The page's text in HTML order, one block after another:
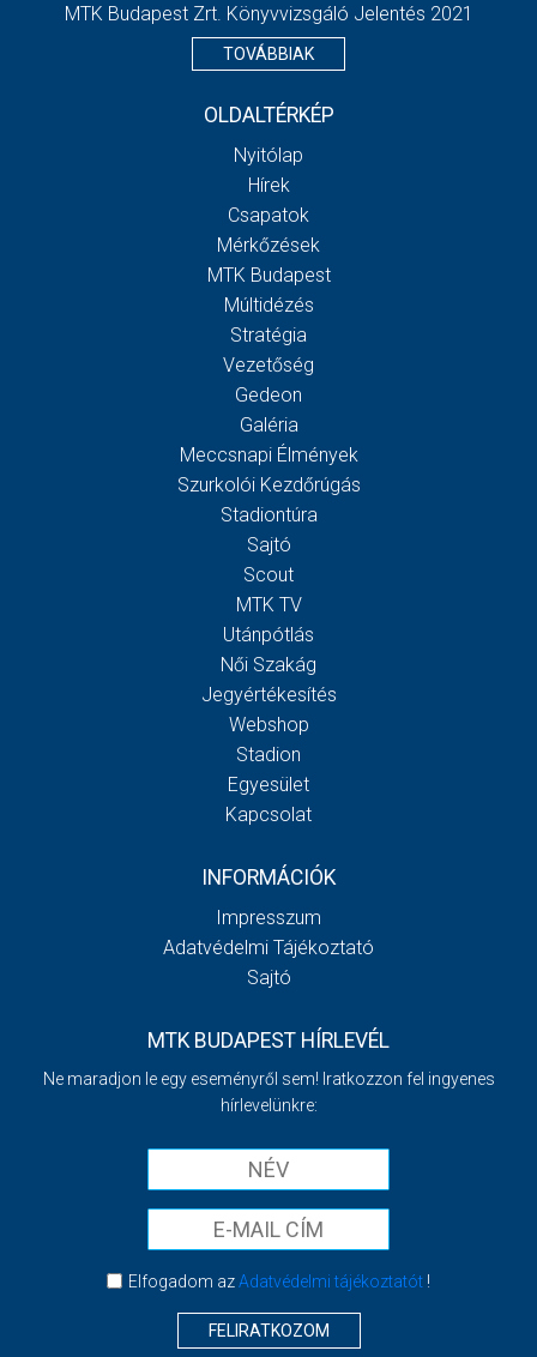
MTK Budapest Zrt. Könyvvizsgáló Jelentés 2021
TOVÁBBIAK
OLDALTÉRKÉP
Nyitólap
Hírek
Csapatok
Mérkőzések
MTK Budapest
Múltidézés
Stratégia
Vezetőség
Gedeon
Galéria
Meccsnapi Élmények
Szurkolói Kezdőrúgás
Stadiontúra
Sajtó
Scout
MTK TV
Utánpótlás
Női Szakág
Jegyértékesítés
Webshop
Stadion
Egyesület
Kapcsolat
INFORMÁCIÓK
Impresszum
Adatvédelmi Tájékoztató
Sajtó
MTK BUDAPEST HÍRLEVÉL
Ne maradjon le egy eseményről sem! Iratkozzon fel ingyenes
hírlevelünkre:
Elfogadom azAdatvédelmi tájékoztatót!
FELIRATKOZOM